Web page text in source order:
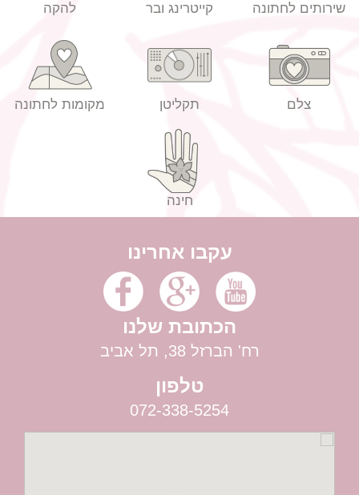
שירותים לחתונה קייטרינג ובר להקה
צלם תקליטן מקומות לחתונה
חינה
עקבו אחרינו
הכתובת שלנו
רח' הברזל 38, תל אביב
טלפון
072-338-5254